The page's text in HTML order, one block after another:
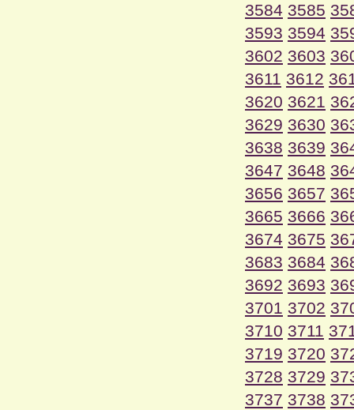
3584 3585
3593 3594
3602 3603
3611 3612
3620 3621
3629 3630
3638 3639
3647 3648
3656 3657
3665 3666
3674 3675
3683 3684
3692 3693
3701 3702
3710 3711
3719 3720
3728 3729
3737 3738